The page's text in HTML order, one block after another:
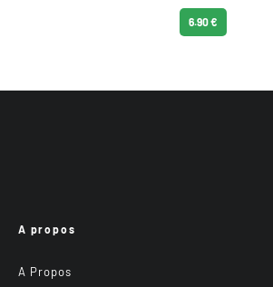
6.90 €
A propos
A Propos